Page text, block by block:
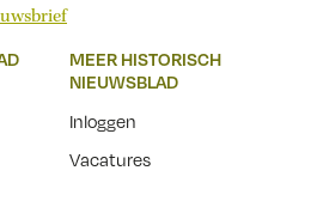
MEER HISTORISCH
NIEUWSBLAD
Inloggen
Vacatures